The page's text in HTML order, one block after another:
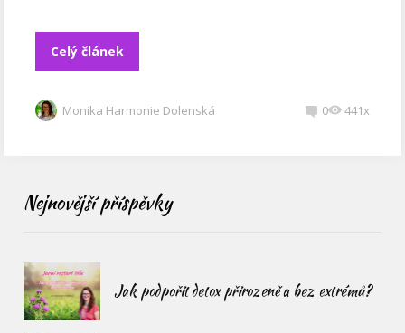
Celý článek
Monika Harmonie Dolenská 0 441x
Nejnovější příspěvky
Jak podpořit detox přirozeně a bez extrémů?